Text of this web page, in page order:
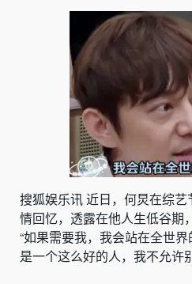
搜狐娱乐讯 近日，何炅在综
情回忆，透露在他人生低谷期
“如果需要我，我会站在全世
是一个这么好的人，我不允许